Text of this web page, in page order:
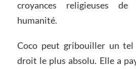
croyances religieuses
humanité.
Coco peut gribouiller un tel
droit le plus absolu. Elle a